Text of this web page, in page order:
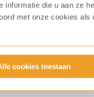
informatie die u aan ze
met onze cookies als
cookies toestaan
mogelijkheden voor
koffiemachines zijn
koffiemachine kun je